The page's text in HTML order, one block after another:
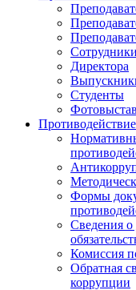
Сотрудники
Директора
Студенты
Формы
Сведения о
Комиссия
Обратная
коррупции